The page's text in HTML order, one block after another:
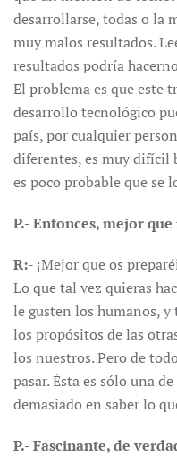
desarrollarse, todas o la
muy malos resultados.
resultados podría
El problema es que este
desarrollo tecnológico
país, por cualquier
diferentes, es muy difícil
es poco probable que se
P.- Entonces, mejor
R:- ¡Mejor que os
Lo que tal vez quieras
le gusten los humanos,
los propósitos de las
los nuestros. Pero de
pasar. Ésta es sólo una
demasiado en saber lo
P.- Fascinante, de